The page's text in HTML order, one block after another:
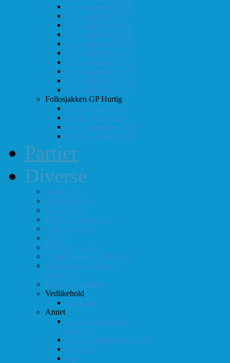
Follosjakken BGP 6
Follosjakken BGP 7
Follosjakken BGP 8
Follosjakken BGP 9
Follosjakken BGP 10
Follosjakken BGP 11
Follosjakken BGP 12
Follosjakken BGP 13
Follosjakken BGP 14
Follosjakken BGP 15
Follosjakken GP Hurtig
#1 (24. mars 2018)
#2 (19. mai 2018)
#3 (8. september 2018)
#4 (13. oktober 2018)
Partier
Diverse
Støtteordning
Sjakkrating.no
FIDE-rating
Follo-kombinasjoner
Grasrotandelen
Linker
DVD-er til utlån
Virtuell sjakklubb (lichess)
Førsteplasser i eksterne
turneringer
Hedersbevisninger
Vedlikehold
Logg inn
Annet
Ikke helt som andre
muséer...
Intervju klubbmester 2013
Skjemaer
test